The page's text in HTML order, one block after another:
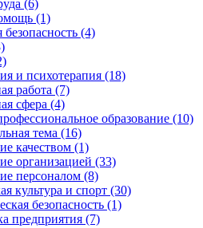
(6)
(1)
(4)
и психотерапия (18)
работа (7)
сфера (4)
образование (10)
тема (16)
качеством (1)
организацией (33)
персоналом (8)
культура и спорт (30)
безопасность (1)
предприятия (7)